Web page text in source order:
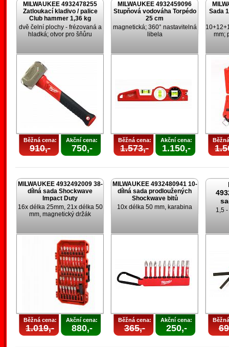
MILWAUKEE 4932478255
Zatloukací kladivo / palice
Club hammer 1,36 kg
dvě čelní plochy - frézovaná a
hladká; otvor pro šňůru
Běžná cena:
910,-
Akční cena:
750,-
MILWAUKEE 4932459096
Stupňová vodováha Torpédo
25 cm
magnetická; 360° nastavitelná
libela
Běžná cena:
1.573,-
Akční cena:
1.150,-
Sada
mm;
MILWAUKEE 4932492009 38-
dílná sada Shockwave
Impact Duty
16x délka 25mm, 21x délka 50
mm, magnetický držák
Běžná cena:
1.019,-
Akční cena:
880,-
MILWAUKEE 4932480941 10-
dílná sada prodloužených
Shockwave bitů
10x délka 50 mm, karabina
Běžná cena:
365,-
Akční cena:
250,-
1,5